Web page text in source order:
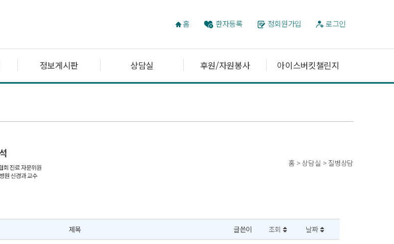
홈 환자등록 정회원가입 로그인
정보게시판 상담실 후원/자원봉사 아이스버킷챌린지
홈 > 상담실 > 질병상담
제목 글쓴이 조회 날짜